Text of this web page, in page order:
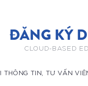
ĐĂNG KÝ
CLOUD-BASED
TIN, TƯ VẤN